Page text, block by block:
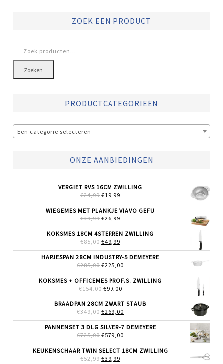
ZOEK EEN PRODUCT
naar:
Zoeken
PRODUCTCATEGORIEËN
Een categorie selecteren
ONZE AANBIEDINGEN
VERGIET RVS 16CM ZWILLING
€24,99 OORSPRONKELIJKE
WAS:
€24,99.
€19,99
IS:
WIEGEMES MET PLANKJE VIAVO GEFU
€39,99 OORSPRONKELIJKE
WAS:
€39,99.
€26,99
IS:
KOKSMES 18CM 4STERREN ZWILLING
€85,00 OORSPRONKELIJKE
WAS:
€85,00.
€49,99
IS:
€49,99.
HAPJESPAN 28CM INDUSTRY-5 DEMEYERE
€285,00 OORSPRONKELIJKE
WAS:
€285,00.
€225,00
IS:
KOKSMES + OFFICEMES PROF.S. ZWILLING
€154,00 OORSPRONKELIJKE
WAS:
€154,00.
€99,00HUIDIGE
IS:
€99,00.
BRAADPAN 28CM ZWART STAUB
€349,00 OORSPRONKELIJKE
WAS:
€349,00.
€269,00
IS:
PANNENSET 3 DLG SILVER-7 DEMEYERE
€725,00 OORSPRONKELIJKE
WAS:
€725,00.
€579,00
IS:
KEUKENSCHAAR TWIN SELECT 18CM ZWILLING
€52,99 OORSPRONKELIJKE
€39,99